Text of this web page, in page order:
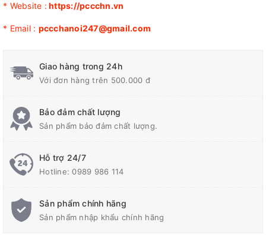
* Website : https://pccchn.vn
* Email : pccchanoi247@gmail.com
Giao hàng trong 24h
Với đơn hàng trên 500.000 đ
Bảo đảm chất lượng
Sản phẩm bảo đảm chất lượng.
Hỗ trợ 24/7
Hotline:0989 986 114
Sản phẩm chính hãng
Sản phẩm nhập khẩu chính hãng